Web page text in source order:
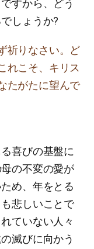
すから、どう
しょうか?
祈りなさい。ど
れこそ、キリス
たがたに望んで
喜びの基盤に
の不変の愛が
め、年をとる
悲しいことで
ていない人々
滅びに向かう